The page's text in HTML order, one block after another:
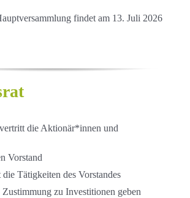
findet am 13. Juli 2026
die Aktionär*innen und
Vorstand
Tätigkeiten des Vorstandes
Zustimmung zu Investitionen geben